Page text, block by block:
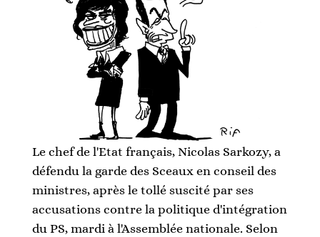
Le chef de l'Etat français, Nicolas Sarkozy, a
défendu la garde des Sceaux en conseil des
ministres, après le tollé suscité par ses
accusations contre la politique d'intégration
du PS, mardi à l'Assemblée nationale. Selon